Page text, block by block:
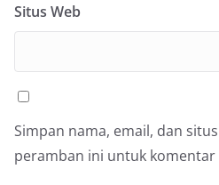
Situs Web
Simpan nama, email, dan
peramban ini untuk komentar